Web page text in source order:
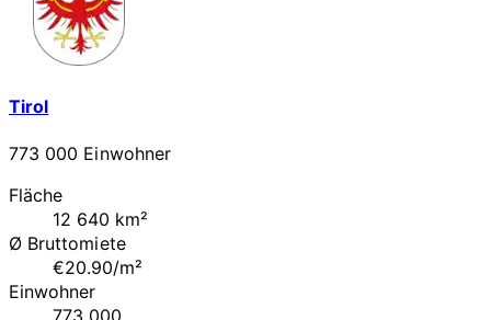
Tirol
773 000 Einwohner
Fläche
12 640 km²
Ø Bruttomiete
€20.90/m²
Einwohner